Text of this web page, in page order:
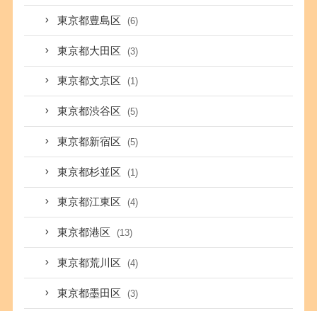
東京都豊島区 (6)
東京都大田区 (3)
東京都文京区 (1)
東京都渋谷区 (5)
東京都新宿区 (5)
東京都杉並区 (1)
東京都江東区 (4)
東京都港区 (13)
東京都荒川区 (4)
東京都墨田区 (3)